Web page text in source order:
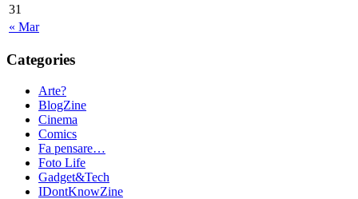
« Mar
31
Categories
Arte?
BlogZine
Cinema
Comics
Fa pensare…
Foto Life
Gadget&Tech
IDontKnowZine